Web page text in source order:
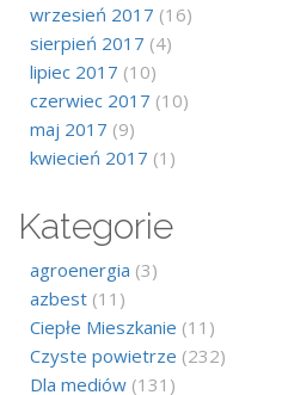
wrzesień 2017 (16)
sierpień 2017 (4)
lipiec 2017 (10)
czerwiec 2017 (10)
maj 2017 (9)
kwiecień 2017 (1)
Kategorie
agroenergia (3)
azbest (11)
Ciepłe Mieszkanie (11)
Czyste powietrze (232)
Dla mediów (131)